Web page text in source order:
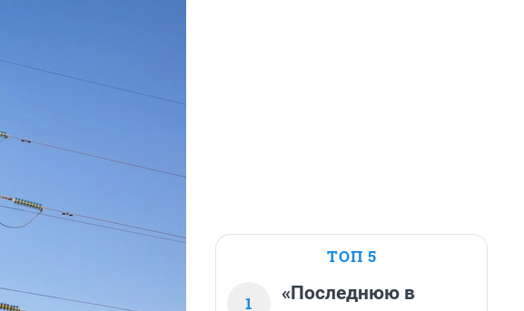
ТОП 5
1
«Последнюю в